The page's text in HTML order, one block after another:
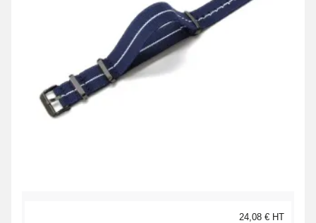
24,08 € HT